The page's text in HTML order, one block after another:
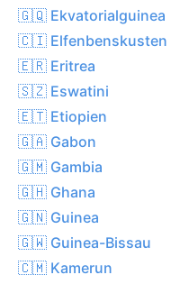
🇬🇶 Ekvatorialguinea
🇨🇮 Elfenbenskusten
🇪🇷 Eritrea
🇸🇿 Eswatini
🇪🇹 Etiopien
🇬🇦 Gabon
🇬🇲 Gambia
🇬🇭 Ghana
🇬🇳 Guinea
🇬🇼 Guinea-Bissau
🇨🇲 Kamerun